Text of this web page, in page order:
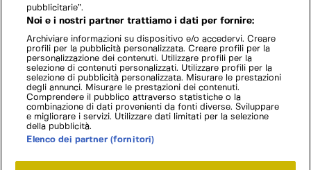
pubblicitarie”.
Noi e i nostri partner trattiamo i dati per fornire:
Archiviare informazioni su dispositivo e/o accedervi. Creare
profili per la pubblicità personalizzata. Creare profili per la
personalizzazione dei contenuti. Utilizzare profili per la
selezione di contenuti personalizzati. Utilizzare profili per la
selezione di pubblicità personalizzata. Misurare le prestazioni
degli annunci. Misurare le prestazioni dei contenuti.
Comprendere il pubblico attraverso statistiche o la
combinazione di dati provenienti da fonti diverse. Sviluppare
e migliorare i servizi. Utilizzare dati limitati per la selezione
della pubblicità.
Elenco dei partner (fornitori)